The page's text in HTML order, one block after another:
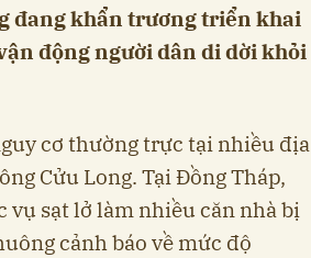
đang khẩn trương triển khai
động người dân di dời khỏi
cơ thường trực tại nhiều địa
Cửu Long. Tại Đồng Tháp,
vụ sạt lở làm nhiều căn nhà bị
cảnh báo về mức độ